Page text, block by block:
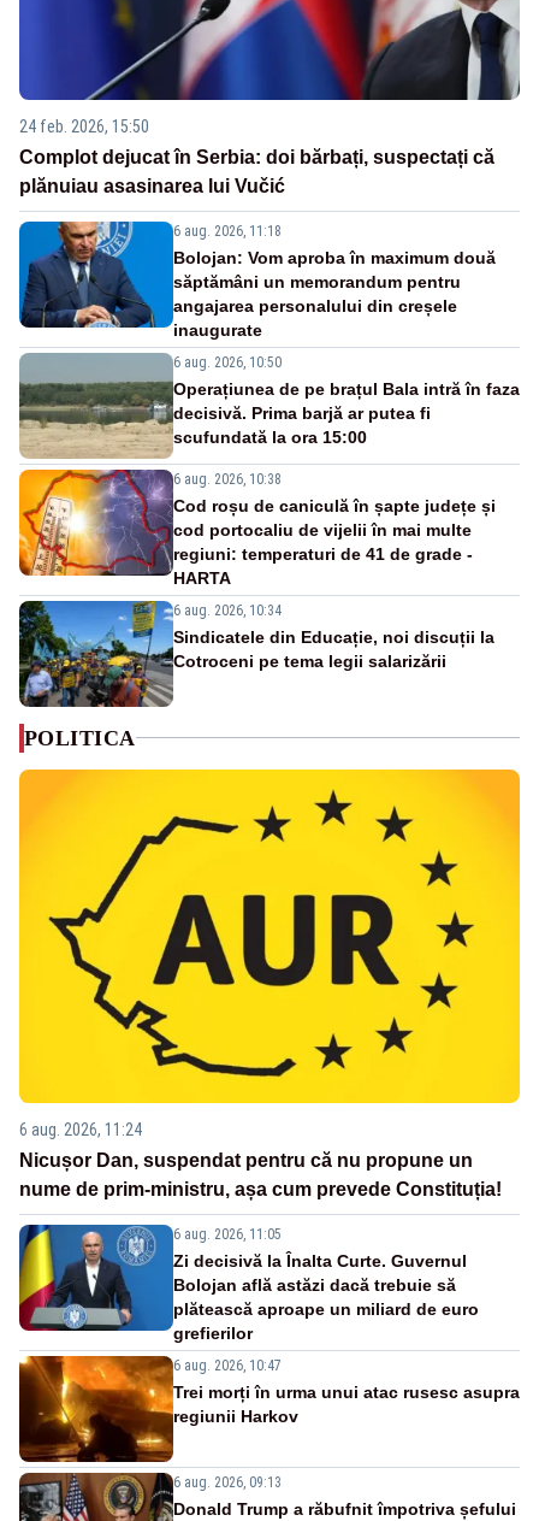
24 feb. 2026, 15:50
Complot dejucat în Serbia: doi bărbați, suspectați că
plănuiau asasinarea lui Vučić
6 aug. 2026, 11:18
Bolojan: Vom aproba în maximum două
săptămâni un memorandum pentru
angajarea personalului din creșele
inaugurate
6 aug. 2026, 10:50
Operațiunea de pe brațul Bala intră în faza
decisivă. Prima barjă ar putea fi
scufundată la ora 15:00
6 aug. 2026, 10:38
Cod roșu de caniculă în șapte județe și
cod portocaliu de vijelii în mai multe
regiuni: temperaturi de 41 de grade -
HARTA
6 aug. 2026, 10:34
Sindicatele din Educație, noi discuții la
Cotroceni pe tema legii salarizării
POLITICA
6 aug. 2026, 11:24
Nicușor Dan, suspendat pentru că nu propune un
nume de prim-ministru, așa cum prevede Constituția!
6 aug. 2026, 11:05
Zi decisivă la Înalta Curte. Guvernul
Bolojan află astăzi dacă trebuie să
plătească aproape un miliard de euro
grefierilor
6 aug. 2026, 10:47
Trei morți în urma unui atac rusesc asupra
regiunii Harkov
6 aug. 2026, 09:13
Donald Trump a răbufnit împotriva șefului